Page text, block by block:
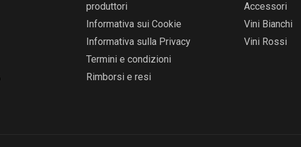
produttori
Informativa sui Cookie
Informativa sulla Privacy
Termini e condizioni
Rimborsi e resi
Accessori
Vini Bianchi
Vini Rossi